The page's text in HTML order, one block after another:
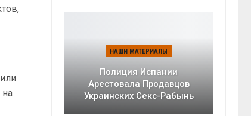
на
НАШИ МАТЕРИАЛЫ
Полиция Испании
Арестовала Продавцов
Украинских Секс-Рабынь